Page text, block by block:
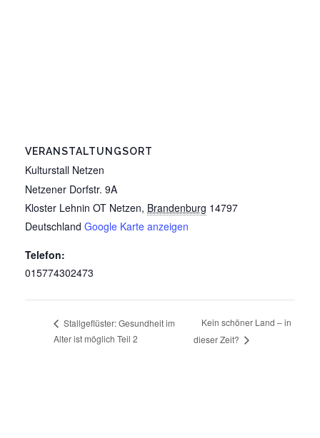
VERANSTALTUNGSORT
Kulturstall Netzen
Netzener Dorfstr. 9A
Kloster Lehnin OT Netzen, Brandenburg 14797
Deutschland Google Karte anzeigen
Telefon:
015774302473
Stallgeflüster: Gesundheit im
Alter ist möglich Teil 2
Kein schöner Land – in
dieser Zeit?